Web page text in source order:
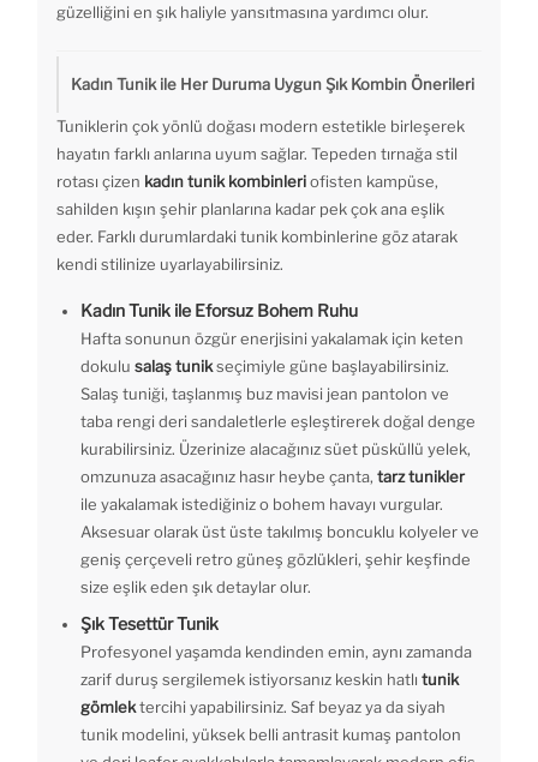
güzelliğini en şık haliyle yansıtmasına yardımcı olur.
Kadın Tunik ile Her Duruma Uygun Şık Kombin Önerileri
Tuniklerin çok yönlü doğası modern estetikle birleşerek
hayatın farklı anlarına uyum sağlar. Tepeden tırnağa stil
rotası çizen kadın tunik kombinleriofisten kampüse,
sahilden kışın şehir planlarına kadar pek çok ana eşlik
eder. Farklı durumlardaki tunik kombinlerine göz atarak
kendi stilinize uyarlayabilirsiniz.
Kadın Tunik ile Eforsuz Bohem Ruhu
Hafta sonunun özgür enerjisini yakalamak için keten
dokulu salaş tunikseçimiyle güne başlayabilirsiniz.
Salaş tuniği, taşlanmış buz mavisi jean pantolon ve
taba rengi deri sandaletlerle eşleştirerek doğal denge
kurabilirsiniz. Üzerinize alacağınız süet püsküllü yelek,
omzunuza asacağınız hasır heybe çanta, tarz tunikler
ile yakalamak istediğiniz o bohem havayı vurgular.
Aksesuar olarak üst üste takılmış boncuklu kolyeler ve
geniş çerçeveli retro güneş gözlükleri, şehir keşfinde
size eşlik eden şık detaylar olur.
Şık Tesettür Tunik
Profesyonel yaşamda kendinden emin, aynı zamanda
zarif duruş sergilemek istiyorsanız keskin hatlı tunik
gömlektercihi yapabilirsiniz. Saf beyaz ya da siyah
tunik modelini, yüksek belli antrasit kumaş pantolon